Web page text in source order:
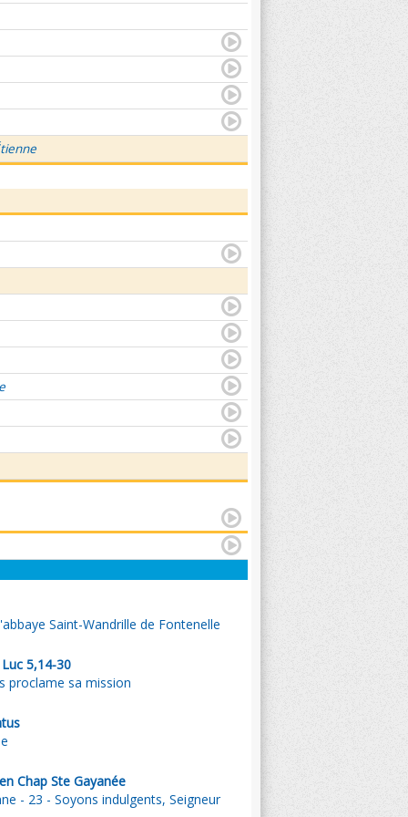
Saint-Wandrille de Fontenelle
5,14-30
proclame sa mission
Chap Ste Gayanée
- 23 - Soyons indulgents, Seigneur